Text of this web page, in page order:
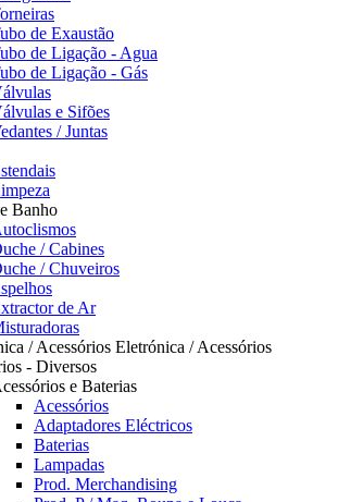
de Exaustão
de Ligação - Agua
de Ligação - Gás
e Sifões
/ Juntas
Banho
/ Cabines
/ Chuveiros
de Ar
Eletrónica / Acessórios
- Diversos
e Baterias
Acessórios
Adaptadores Eléctricos
Baterias
Lampadas
Prod. Merchandising